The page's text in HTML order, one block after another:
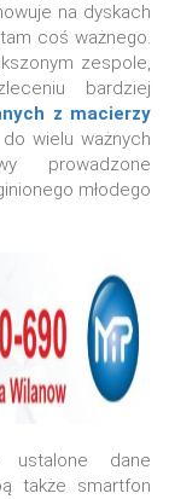
na dyskach
coś ważnego.
zespole,
bardziej
z macierzy
wielu ważnych
prowadzone
młodego
ustalone dane
także smartfon